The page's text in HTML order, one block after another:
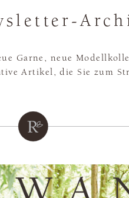
Garne, neue
Artikel, die Sie zum